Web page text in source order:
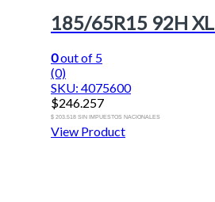
185/65R15 92H
0out of 5
(0)
SKU: 4075600
$246.257
$ 203.518 SIN IMPUESTOS NACIONALES
View Product